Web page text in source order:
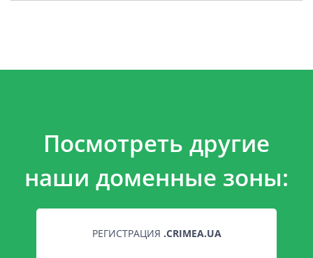
Посмотреть другие
наши доменные зоны:
РЕГИСТРАЦИЯ .CRIMEA.UA